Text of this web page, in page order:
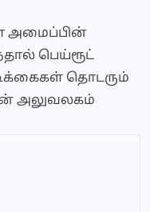
அமைப்பின்
பெய்ரூட்
தொடரும்
அலுவலகம்